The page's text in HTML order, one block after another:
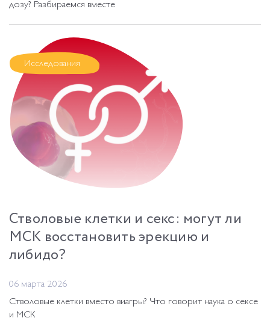
дозу? Разбираемся вместе
Исследования
Стволовые клетки и секс: могут ли
МСК восстановить эрекцию и
либидо?
06 марта 2026
Стволовые клетки вместо виагры? Что говорит наука о сексе
и МСК